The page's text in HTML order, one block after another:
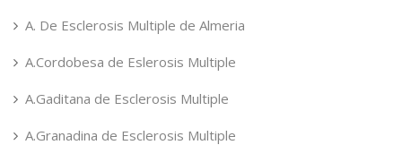
A. De Esclerosis Multiple de Almeria
A.Cordobesa de Eslerosis Multiple
A.Gaditana de Esclerosis Multiple
A.Granadina de Esclerosis Multiple